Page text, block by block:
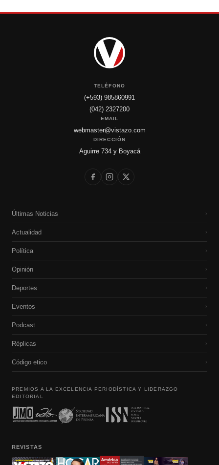
TELÉFONO
(+593) 985860991
(042) 2327200
EMAIL
webmaster@vistazo.com
DIRECCIÓN
Aguirre 734 y Boyacá
Últimas Noticias ›
Actualidad ›
Política ›
Opinión ›
Deportes ›
Eventos ›
Podcast ›
Réplicas ›
Código etico ›
PREMIOS A LA EXCELENCIA PERIODÍSTICA Y LIDERAZGO
EDITORIAL
REVISTAS